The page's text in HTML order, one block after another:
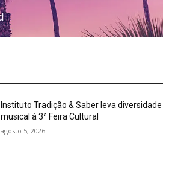
Instituto Tradição & Saber leva diversidade
musical à 3ª Feira Cultural
agosto 5, 2026